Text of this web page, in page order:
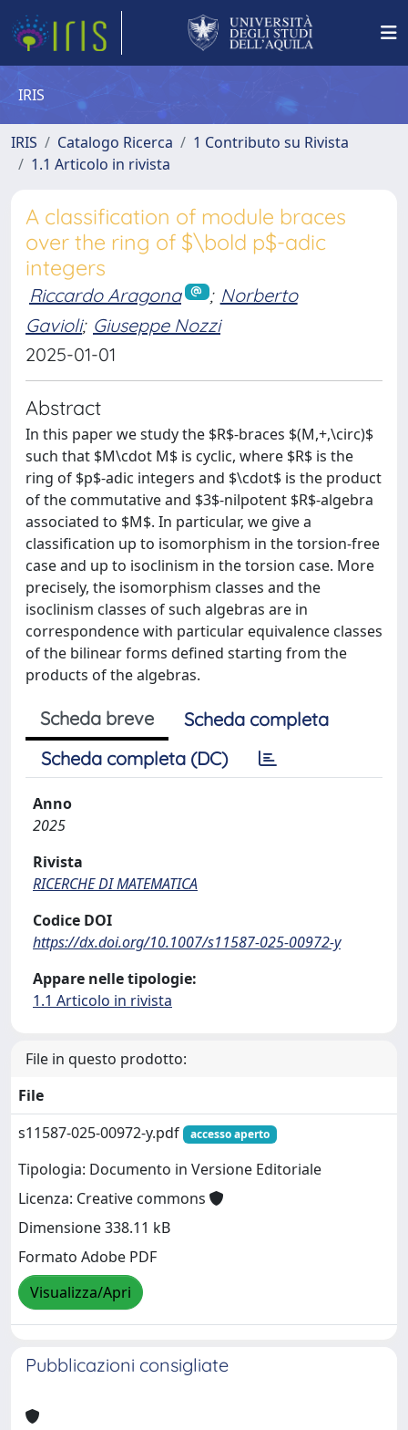
IRIS
IRIS Catalogo Ricerca
1 Contributo su Rivista
1.1 Articolo in rivista
A classification of module braces
over the ring of $\bold p$-adic
integers
Riccardo Aragona ; Norberto
Gavioli; Giuseppe Nozzi
2025-01-01
Abstract
In this paper we study the $R$-braces $(M,+,\circ)$
such that $M\cdot M$ is cyclic, where $R$ is the
ring of $p$-adic integers and $\cdot$ is the product
of the commutative and $3$-nilpotent $R$-algebra
associated to $M$. In particular, we give a
classification up to isomorphism in the torsion-free
case and up to isoclinism in the torsion case. More
precisely, the isomorphism classes and the
isoclinism classes of such algebras are in
correspondence with particular equivalence classes
of the bilinear forms defined starting from the
products of the algebras.
Scheda breve
Scheda completa
Scheda completa (DC)
Anno
2025
Rivista
RICERCHE DI MATEMATICA
Codice DOI
https://dx.doi.org/10.1007/s11587-025-00972-y
Appare nelle tipologie:
1.1 Articolo in rivista
File in questo prodotto:
File
s11587-025-00972-y.pdf
accesso aperto
Tipologia: Documento in Versione Editoriale
Licenza: Creative commons
Dimensione 338.11 kB
Formato Adobe PDF
Visualizza/Apri
Pubblicazioni consigliate